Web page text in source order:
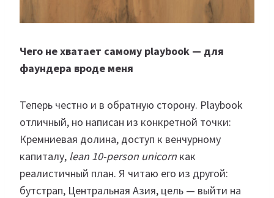
Чего не хватает самому playbook — для
фаундера вроде меня
Теперь честно и в обратную сторону. Playbook
отличный, но написан из конкретной точки:
Кремниевая долина, доступ к венчурному
капиталу, lean 10-person unicorn как
реалистичный план. Я читаю его из другой:
бутстрап, Центральная Азия, цель — выйти на